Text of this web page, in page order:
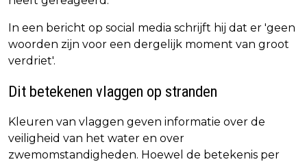
In een bericht op social media schrijft hij dat er 'geen
woorden zijn voor een dergelijk moment van groot
verdriet'.
Dit betekenen vlaggen op stranden
Kleuren van vlaggen geven informatie over de
veiligheid van het water en over
zwemomstandigheden. Hoewel de betekenis per